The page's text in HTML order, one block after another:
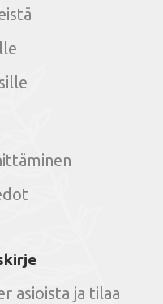
asioista ja tilaa